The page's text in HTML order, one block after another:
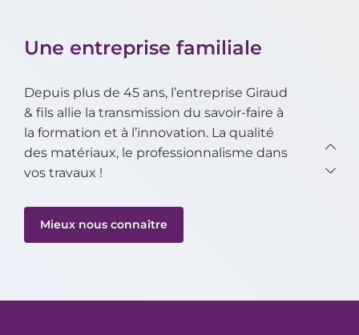
Une entreprise familiale
Depuis plus de 45 ans, l’entreprise Giraud
& fils allie la transmission du savoir-faire à
la formation et à l’innovation. La qualité
des matériaux, le professionnalisme dans
vos travaux !
Mieux nous connaître